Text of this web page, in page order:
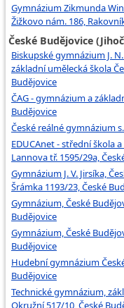
Gymnázium Zikmunda
Žižkovo nám. 186,
České Budějovice
Biskupské gymnázium J.
základní umělecká škola
Budějovice
ČAG - gymnázium a
Budějovice
České reálné gymnázium
EDUCAnet - střední škola
Lannova tř. 1595/29a,
Gymnázium J. V. Jirsíka,
Šrámka 1193/23, České
Gymnázium, České
Budějovice
Gymnázium, České
Budějovice
Hudební gymnázium
Budějovice
Technické gymnázium,
Okružní 517/10, České